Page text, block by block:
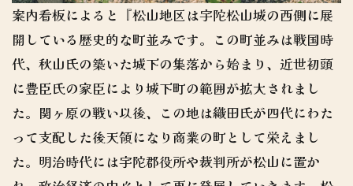
案内看板によると『松山地区は宇陀松山城の西側に展
開している歴史的な町並みです。この町並みは戦国時
代、秋山氏の築いた城下の集落から始まり、近世初頭
に豊臣氏の家臣により城下町の範囲が拡大されまし
た。関ヶ原の戦い以後、この地は織田氏が四代にわた
って支配した後天領になり商業の町として栄えまし
た。明治時代には宇陀郡役所や裁判所が松山に置か